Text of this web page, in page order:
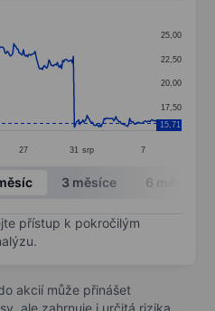
points.
categories.
values. Data
27 31 srp 7
17,50
20,00
22,50
25,00
15,71
3 měsíce 6 měsíců
přístup k pokročilým
akcií může přinášet
ale zahrnuje i určitá rizika.